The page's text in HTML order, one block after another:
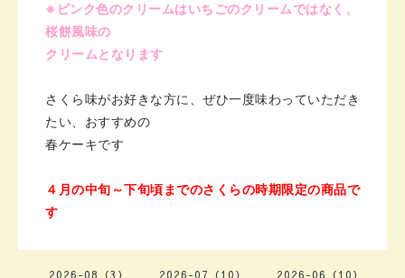
※ピンク色のクリームはいちごのクリームではなく、
桜餅風味の
クリームとなります
さくら味がお好きな方に、ぜひ一度味わっていただき
たい、おすすめの
春ケーキです
４月の中旬～下旬頃までのさくらの時期限定の商品で
す
2026-08（3） 2026-07（10） 2026-06（10）